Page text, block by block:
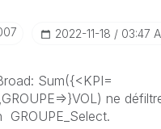
‎2022-11-18 03:47
Sum({<KPI=
ne
GROUPE_Select.